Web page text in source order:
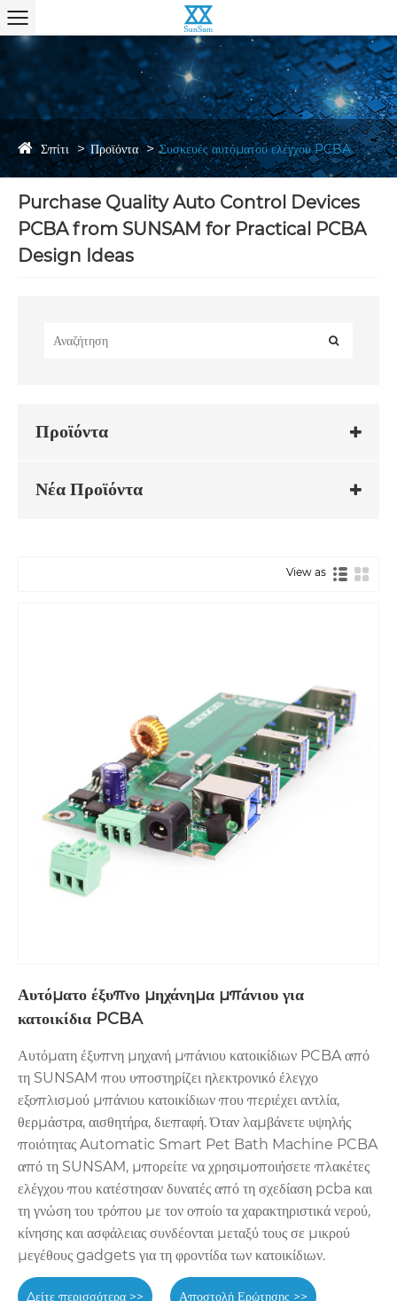
Σπίτι Προϊόντα Συσκευές αυτόματου ελέγχου PCBA
Purchase Quality Auto Control Devices
PCBA from SUNSAM for Practical PCBA
Design Ideas
Προϊόντα
Νέα Προϊόντα
View as
Αυτόματο έξυπνο μηχάνημα μπάνιου για
κατοικίδια PCBA
Αυτόματη έξυπνη μηχανή μπάνιου κατοικίδιων PCBA από
τη SUNSAM που υποστηρίζει ηλεκτρονικό έλεγχο
εξοπλισμού μπάνιου κατοικίδιων που περιέχει αντλία,
θερμάστρα, αισθητήρα, διεπαφή. Όταν λαμβάνετε υψηλής
ποιότητας Automatic Smart Pet Bath Machine PCBA
από τη SUNSAM, μπορείτε να χρησιμοποιήσετε πλακέτες
ελέγχου που κατέστησαν δυνατές από τη σχεδίαση pcba και
τη γνώση του τρόπου με τον οποίο τα χαρακτηριστικά νερού,
κίνησης και ασφάλειας συνδέονται μεταξύ τους σε μικρού
μεγέθους gadgets για τη φροντίδα των κατοικίδιων.
Δείτε περισσότερα >> Αποστολή Ερώτησης >>